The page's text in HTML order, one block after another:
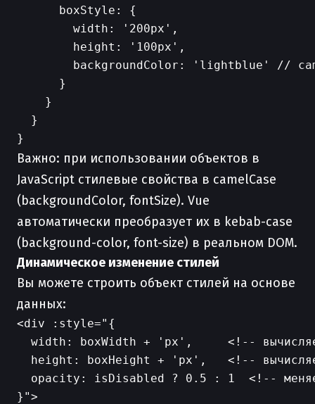
      boxStyle: {
        width: '200px',
        height: '100px',
backgroundColor: 'lightblue' //
      }
    }
  }
Важно: при использовании объектов в
JavaScript стилевые свойства в camelCase
(backgroundColor, fontSize). Vue
автоматически преобразует их в kebab-case
(background-color, font-size) в реальном DOM.
Динамическое изменение стилей
Вы можете строить объект стилей на основе
данных:
<div :style="{
width: boxWidth + 'px',     <!--
height: boxHeight + 'px',   <!--
opacity: isDisabled ? 0.5 : 1  <!--
}">